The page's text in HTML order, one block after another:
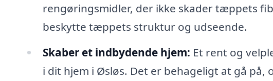
rengøringsmidler, der ikke skader tæppets
beskytte tæppets struktur og udseende.
Skaber et indbydende hjem: Et rent og
i dit hjem i Øsløs. Det er behageligt at gå